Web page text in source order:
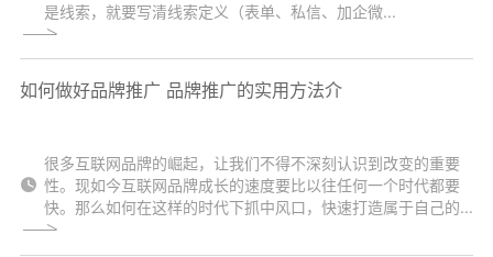
是线索，就要写清线索定义（表单、私信、加企微...
如何做好品牌推广 品牌推广的实用方法介
很多互联网品牌的崛起，让我们不得不深刻认识到改变的重要
性。现如今互联网品牌成长的速度要比以往任何一个时代都要
快。那么如何在这样的时代下抓中风口，快速打造属于自己的...